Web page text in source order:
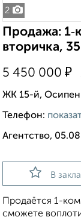
2
Продажа:
вторичка,
5 450 000 ₽
ЖК 15-й,
Телефон:
Агентство,
В
Продаётся 1-
сможете